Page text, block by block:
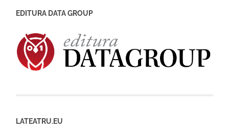
EDITURA DATA GROUP
LATEATRU.EU